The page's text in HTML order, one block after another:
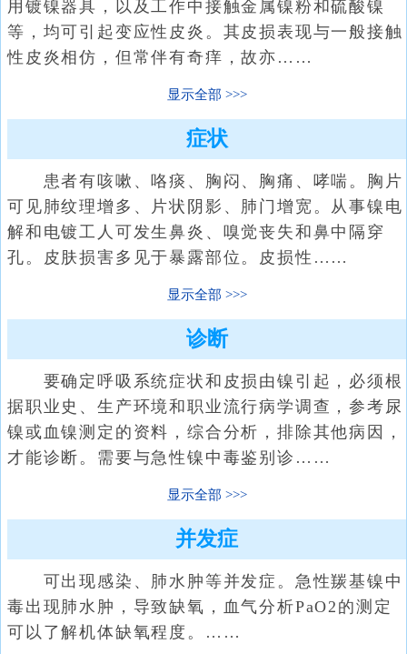
用镀镍器具，以及工作中接触金属镍粉和硫酸镍
等，均可引起变应性皮炎。其皮损表现与一般接触
性皮炎相仿，但常伴有奇痒，故亦……
显示全部
症状
患者有咳嗽、咯痰、胸闷、胸痛、哮喘。胸片
可见肺纹理增多、片状阴影、肺门增宽。从事镍电
解和电镀工人可发生鼻炎、嗅觉丧失和鼻中隔穿
孔。皮肤损害多见于暴露部位。皮损性……
显示全部
诊断
要确定呼吸系统症状和皮损由镍引起，必须根
据职业史、生产环境和职业流行病学调查，参考尿
镍或血镍测定的资料，综合分析，排除其他病因，
才能诊断。需要与急性镍中毒鉴别诊……
显示全部
并发症
可出现感染、肺水肿等并发症。急性羰基镍中
毒出现肺水肿，导致缺氧，血气分析PaO2的测定
可以了解机体缺氧程度。……